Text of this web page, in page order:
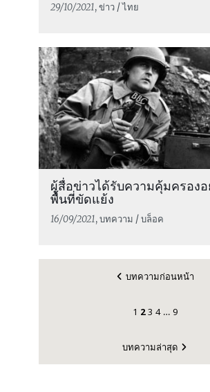
29/10/2021, ข่าว / ไทย
ผู้สื่อข่าวได้รับความคุ้มครองอ
พื้นที่ขัดแย้ง
16/09/2021, บทความ / บล็อค
บทความก่อนหน้า
1 2 3 4 … 9
บทความล่าสุด